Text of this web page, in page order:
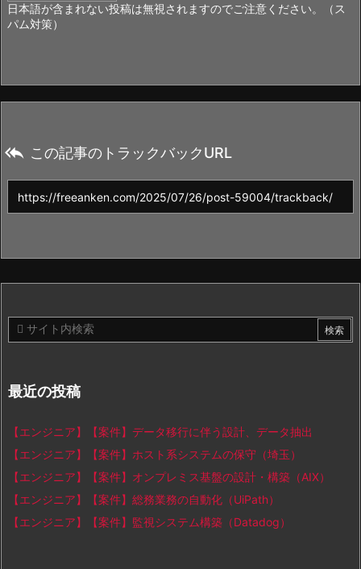
日本語が含まれない投稿は無視されますのでご注意ください。（ス
パム対策）
 この記事のトラックバックURL
最近の投稿
【エンジニア】【案件】データ移行に伴う設計、データ抽出
【エンジニア】【案件】ホスト系システムの保守（埼玉）
【エンジニア】【案件】オンプレミス基盤の設計・構築（AIX）
【エンジニア】【案件】総務業務の自動化（UiPath）
【エンジニア】【案件】監視システム構築（Datadog）